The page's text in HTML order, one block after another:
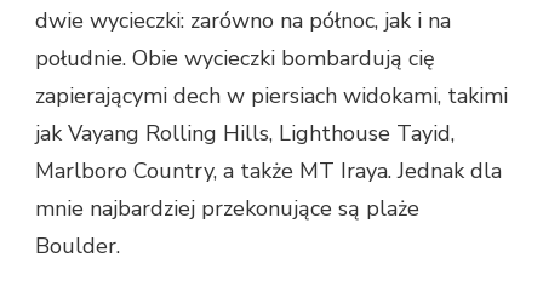
dwie wycieczki: zarówno na północ, jak i na
południe. Obie wycieczki bombardują cię
zapierającymi dech w piersiach widokami, takimi
jak Vayang Rolling Hills, Lighthouse Tayid,
Marlboro Country, a także MT Iraya. Jednak dla
mnie najbardziej przekonujące są plaże
Boulder.